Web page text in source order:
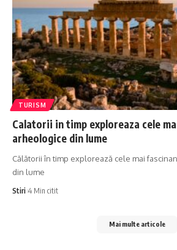
TURISM
Calatorii in timp exploreaza cele
arheologice din lume
Călătorii în timp explorează cele mai
din lume
Stiri 4 Min citit
Mai multe articole